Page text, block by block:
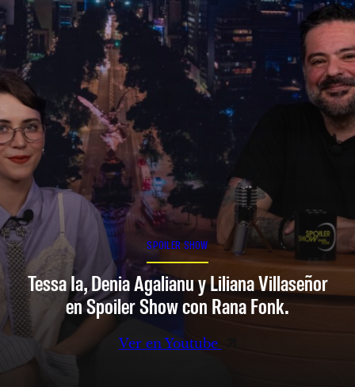
SPOILER SHOW
Tessa Ia, Denia Agalianu y Liliana Villaseñor
en Spoiler Show con Rana Fonk.
Ver en Youtube